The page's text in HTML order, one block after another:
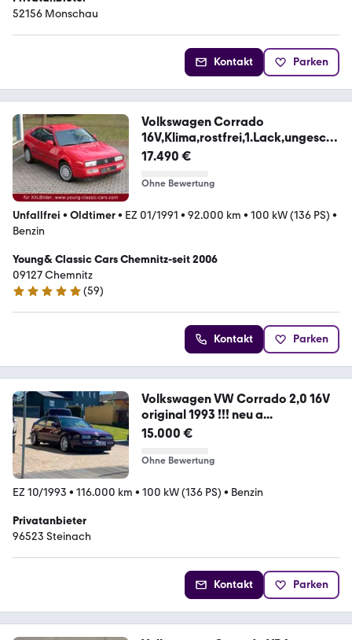
52156 Monschau
Kontakt Parken
Volkswagen Corrado
16V,Klima,rostfrei,1.Lack,ungesch
weißt
17.490 €
Ohne Bewertung
Unfallfrei • Oldtimer• EZ 01/1991 • 92.000 km • 100 kW (136 PS) •
Benzin
Young& Classic Cars Chemnitz-seit 2006
09127 Chemnitz
5 Sterne
(59)
Kontakt Parken
Volkswagen VW Corrado 2,0 16V
original 1993 !!! neu a...
15.000 €
Ohne Bewertung
EZ 10/1993 • 116.000 km • 100 kW (136 PS) • Benzin
Privatanbieter
96523 Steinach
Kontakt Parken